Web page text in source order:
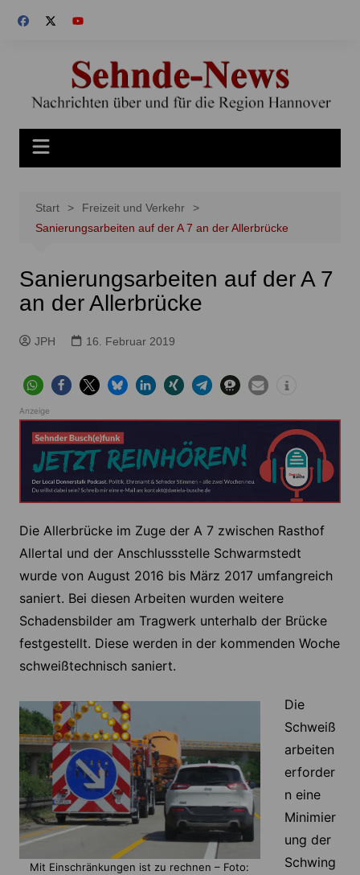
Inhalt
Start
Freizeit und Verkehr
Sanierungsarbeiten auf der A 7 an der Allerbrücke
Sanierungsarbeiten auf der A 7
an der Allerbrücke
JPH 16. Februar 2019
Anzeige
Die Allerbrücke im Zuge der A 7 zwischen Rasthof
Allertal und der Anschlussstelle Schwarmstedt
wurde von August 2016 bis März 2017 umfangreich
saniert. Bei diesen Arbeiten wurden weitere
Schadensbilder am Tragwerk unterhalb der Brücke
festgestellt. Diese werden in der kommenden Woche
schweißtechnisch saniert.
Mit Einschränkungen ist zu rechnen – Foto:
Die
Schweiß
arbeiten
erforder
n eine
Minimier
ung der
Schwing